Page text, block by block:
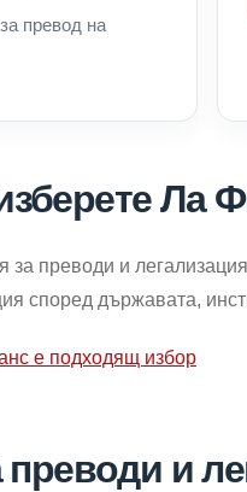
превод на
Ла
за преводи и
според държавата,
е подходящ избор
и